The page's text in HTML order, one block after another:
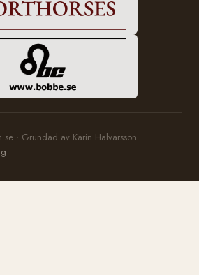
· Grundad av Karin Halvarsson